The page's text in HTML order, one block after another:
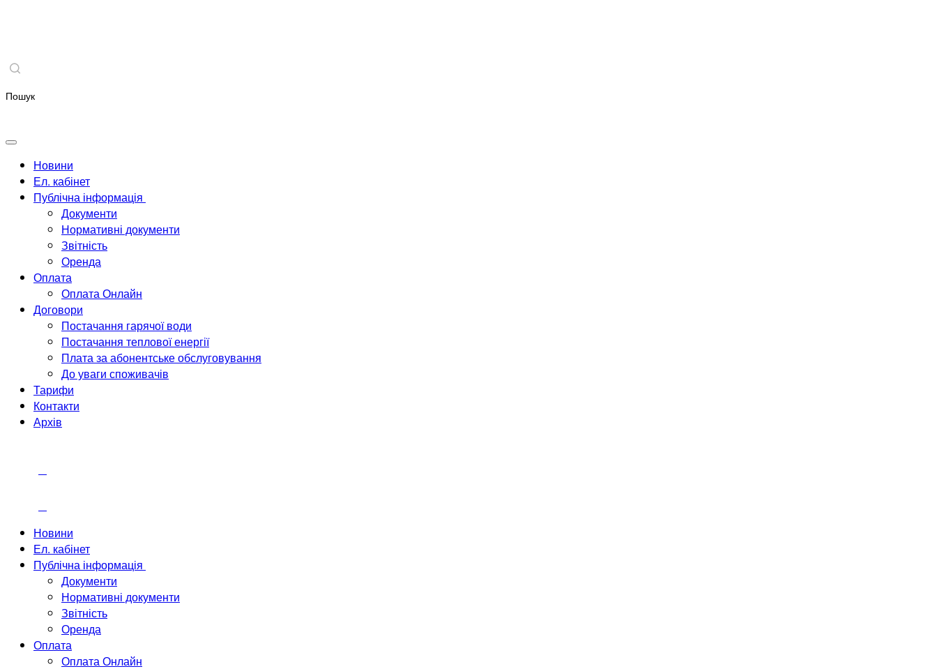
Новини
Ел. кабінет
Публічна інформація
Документи
Нормативні документи
Звітність
Оренда
Оплата
Оплата Онлайн
Договори
Постачання гарячої води
Постачання теплової енергії
Плата за абонентське обслуговування
До уваги споживачів
Тарифи
Контакти
Архів
Новини
Ел. кабінет
Публічна інформація
Документи
Нормативні документи
Звітність
Оренда
Оплата
Оплата Онлайн